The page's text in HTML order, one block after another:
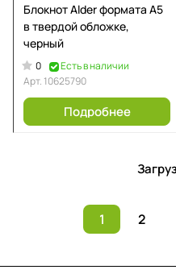
Блокнот Alder формата A5
в твердой обложке,
черный
0
Есть в наличии
Арт. 10625790
Подробнее
1 2